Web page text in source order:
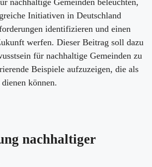
Initiativen in Deutschland
identifizieren und einen
werfen. Dieser Beitrag soll dazu
für nachhaltige Gemeinden zu
Beispiele aufzuzeigen, die als
können.
nachhaltiger